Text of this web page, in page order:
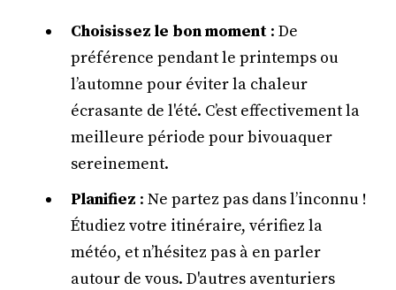
Choisissez le bon moment : De
préférence pendant le printemps ou
l’automne pour éviter la chaleur
écrasante de l'été. C’est effectivement la
meilleure période pour bivouaquer
sereinement.
Planifiez : Ne partez pas dans l’inconnu !
Étudiez votre itinéraire, vérifiez la
météo, et n’hésitez pas à en parler
autour de vous. D'autres aventuriers